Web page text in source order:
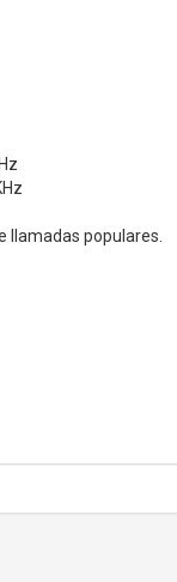
llamadas populares.